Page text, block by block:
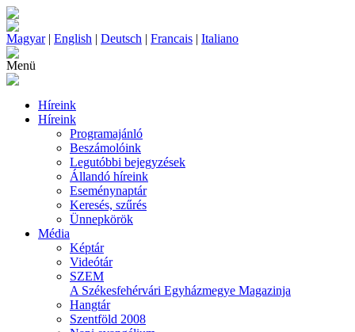
Magyar| English | Deutsch | Francais | Italiano
Menü
Híreink
Híreink
Programajánló
Beszámolóink
Legutóbbi bejegyzések
Állandó híreink
Eseménynaptár
Keresés, szűrés
Ünnepkörök
Média
Képtár
Videótár
SZEM
A Székesfehérvári Egyházmegye Magazinja
Hangtár
Szentföld 2008